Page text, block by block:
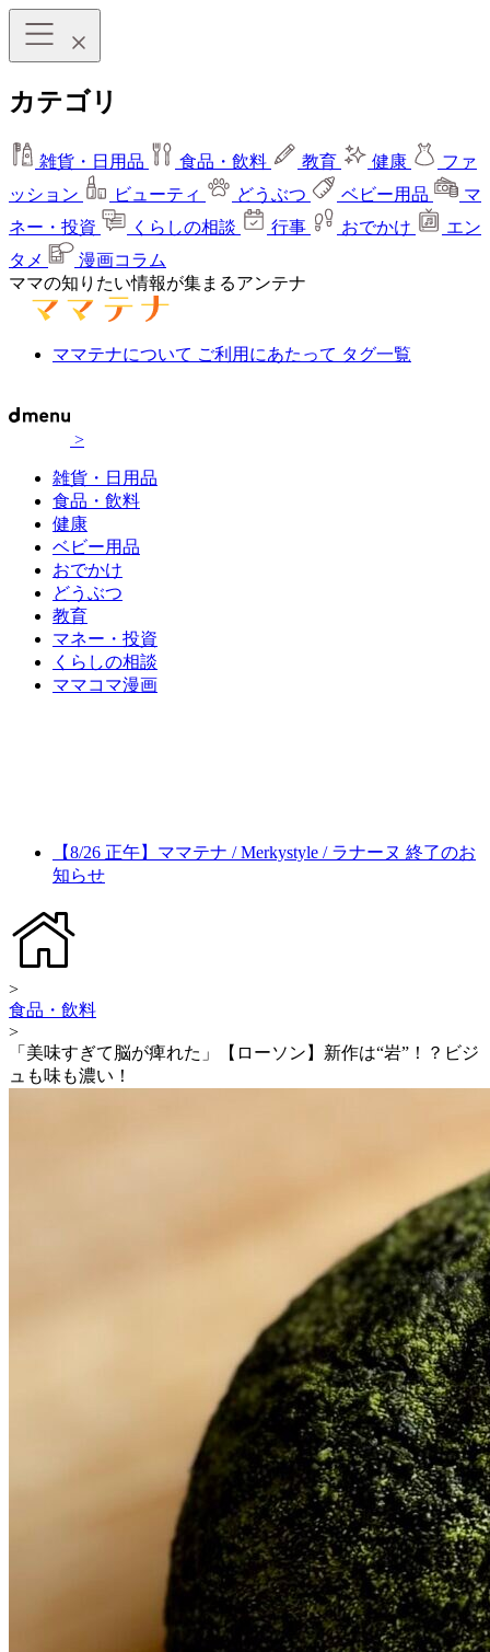
カテゴリ
雑貨・日用品 食品・飲料 教育 健康
ファ
ッション
ビューティ どうぶつ ベビー用品
マ
ネー・投資
くらしの相談 行事 おでかけ
エン
タメ
漫画コラム
ママの知りたい情報が集まるアンテナ
ママテナについて ご利用にあたって タグ一覧
>
雑貨・日用品
食品・飲料
健康
ベビー用品
おでかけ
どうぶつ
教育
マネー・投資
くらしの相談
ママコマ漫画
【8/26 正午】ママテナ / Merkystyle / ラナーヌ 終了のお
知らせ
>
食品・飲料
>
「美味すぎて脳が痺れた」【ローソン】新作は“岩”！？ビジ
ュも味も濃い！